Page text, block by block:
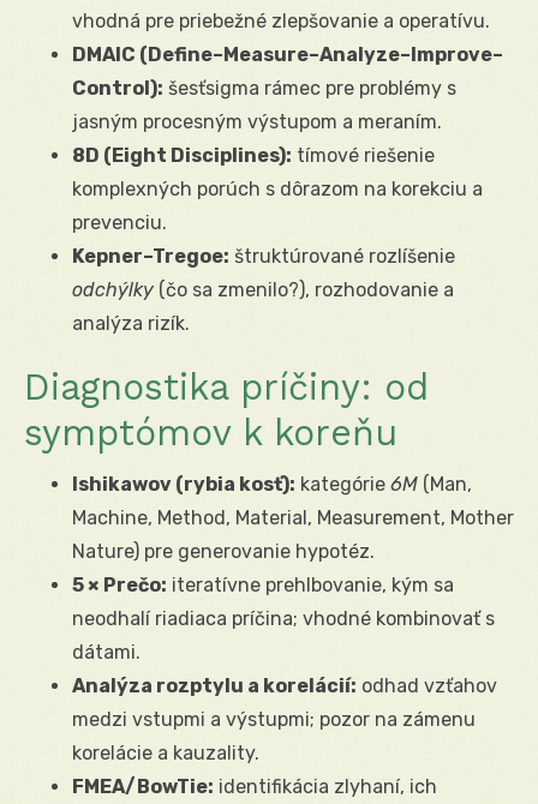
vhodná pre priebežné zlepšovanie a operatívu.
DMAIC (Define–Measure–Analyze–Improve–
Control): šesťsigma rámec pre problémy s
jasným procesným výstupom a meraním.
8D (Eight Disciplines): tímové riešenie
komplexných porúch s dôrazom na korekciu a
prevenciu.
Kepner–Tregoe: štruktúrované rozlíšenie
odchýlky (čo sa zmenilo?), rozhodovanie a
analýza rizík.
Diagnostika príčiny: od
symptómov k koreňu
Ishikawov (rybia kosť): kategórie 6M (Man,
Machine, Method, Material, Measurement, Mother
Nature) pre generovanie hypotéz.
5 × Prečo: iteratívne prehlbovanie, kým sa
neodhalí riadiaca príčina; vhodné kombinovať s
dátami.
Analýza rozptylu a korelácií: odhad vzťahov
medzi vstupmi a výstupmi; pozor na zámenu
korelácie a kauzality.
FMEA/BowTie: identifikácia zlyhaní, ich